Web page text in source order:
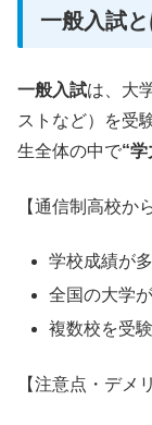
一般入試と
一般入試は、大
ストなど）を受
生全体の中で“学
【通信制高校か
学校成績が
全国の大学
複数校を受
【注意点・デメ